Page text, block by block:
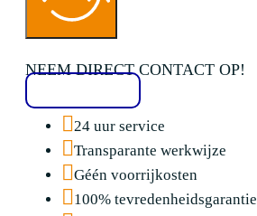
NEEM DIRECT CONTACT OP!
24 uur service
Transparante werkwijze
Géén voorrijkosten
100% tevredenheidsgarantie